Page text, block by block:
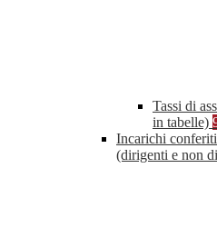
Tassi di
in tabelle)
Incarichi
(dirigenti e non